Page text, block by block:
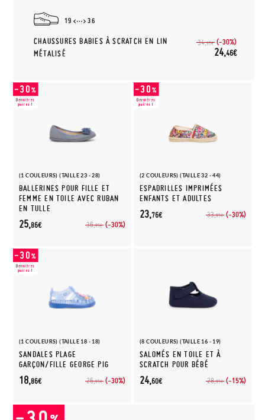
19 36
CHAUSSURES BABIES À SCRATCH EN LIN
MÉTALISÉ
34,95€ (-30%)
24,46€
(1 COULEURS) (TAILLE 23 - 28)
BALLERINES POUR FILLE ET
FEMME EN TOILE AVEC RUBAN
EN TULLE
36,95€ (-30%)
25,86€
(2 COULEURS) (TAILLE 32 - 44)
ESPADRILLES IMPRIMÉES
ENFANTS ET ADULTES
33,95€ (-30%)
23,76€
(1 COULEURS) (TAILLE 18 - 18)
SANDALES PLAGE
GARÇON/FILLE GEORGE PIG
26,95€ (-30%)
18,86€
(8 COULEURS) (TAILLE 16 - 19)
SALOMÉS EN TOILE ET À
SCRATCH POUR BÉBÉ
28,95€ (-15%)
24,60€